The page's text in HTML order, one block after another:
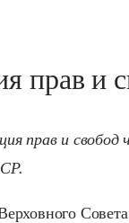
прав и
прав и свобод